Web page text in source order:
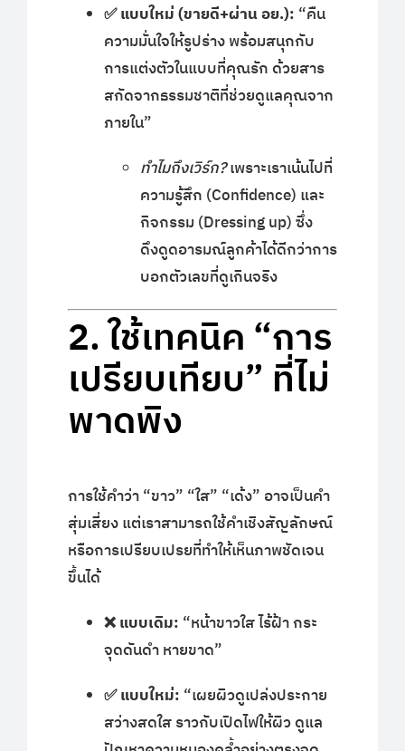
✅ แบบใหม่ (ขายดี+ผ่าน อย.): “คืน
ความมั่นใจให้รูปร่าง พร้อมสนุกกับ
การแต่งตัวในแบบที่คุณรัก ด้วยสาร
สกัดจากธรรมชาติที่ช่วยดูแลคุณจาก
ภายใน”
ทำไมถึงเวิร์ก?เพราะเราเน้นไปที่
ความรู้สึก (Confidence) และ
กิจกรรม (Dressing up) ซึ่ง
ดึงดูดอารมณ์ลูกค้าได้ดีกว่าการ
บอกตัวเลขที่ดูเกินจริง
2. ใช้เทคนิค “การ
เปรียบเทียบ” ที่ไม่
พาดพิง
การใช้คำว่า “ขาว” “ใส” “เด้ง” อาจเป็นคำ
สุ่มเสี่ยง แต่เราสามารถใช้คำเชิงสัญลักษณ์
หรือการเปรียบเปรยที่ทำให้เห็นภาพชัดเจน
ขึ้นได้
❌ แบบเดิม: “หน้าขาวใส ไร้ฝ้า กระ
จุดดันดำ หายขาด”
✅ แบบใหม่: “เผยผิวดูเปล่งประกาย
สว่างสดใส ราวกับเปิดไฟให้ผิว ดูแล